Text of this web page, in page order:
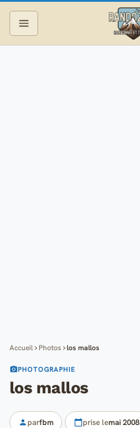
Accueil Photos los mallos
PHOTOGRAPHIE
los mallos
parfbm prise lemai 2008